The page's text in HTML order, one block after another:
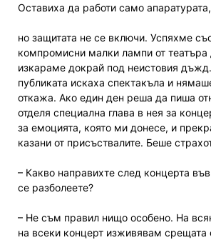
Оставиха да работи само апаратурата,
но защитата не се включи. Успяхме
компромисни малки лампи от
изкараме докрай под неистовия
публиката искаха спектакъла и
откажа. Ако един ден реша да пиша
отделя специална глава в нея за
за емоцията, която ми донесе, и
казани от присъствалите. Беше
– Какво направихте след концерта
се разболеете?
– Не съм правил нищо особено. На
на всеки концерт изживявам срещата